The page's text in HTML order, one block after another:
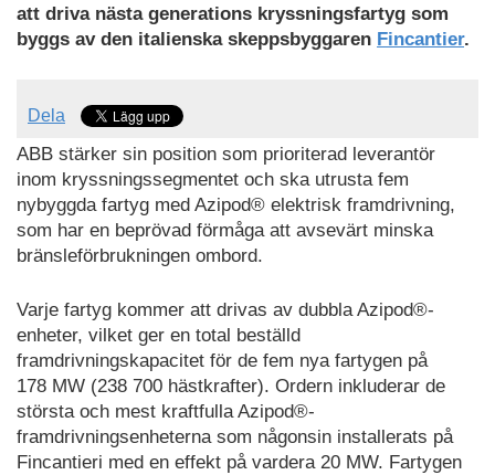
att driva nästa generations kryssningsfartyg som
byggs av den italienska skeppsbyggaren Fincantier.
Dela
ABB stärker sin position som prioriterad leverantör
inom kryssningssegmentet och ska utrusta fem
nybyggda fartyg med Azipod® elektrisk framdrivning,
som har en beprövad förmåga att avsevärt minska
bränsleförbrukningen ombord.
Varje fartyg kommer att drivas av dubbla Azipod®-
enheter, vilket ger en total beställd
framdrivningskapacitet för de fem nya fartygen på
178 MW (238 700 hästkrafter). Ordern inkluderar de
största och mest kraftfulla Azipod®-
framdrivningsenheterna som någonsin installerats på
Fincantieri med en effekt på vardera 20 MW. Fartygen